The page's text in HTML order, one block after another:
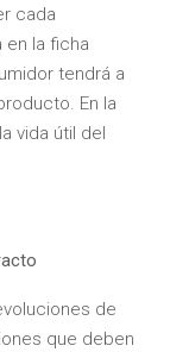
cada
en la ficha
tendrá a
En la
vida útil del
de
que deben